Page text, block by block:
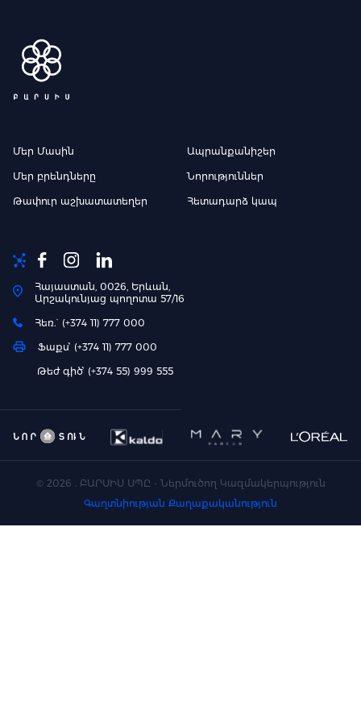
Մեր Մասին Ապրանքանիշեր
Մեր բրենդները Նորություններ
Թափուր աշխատատեղեր Հետադարձ կապ
Հայաստան, 0026, Երևան,
Արշակունյաց պողոտա 57/16
Հեռ.` (+374 11) 777 000
Ֆաքս՝ (+374 11) 777 000
Թեժ գիծ՝ (+374 55) 999 555
© 2026 . ԲԱՐՍԻՍ ՍՊԸ - Ներմուծող Կազմակերպություն
Գաղտնիության Քաղաքականություն